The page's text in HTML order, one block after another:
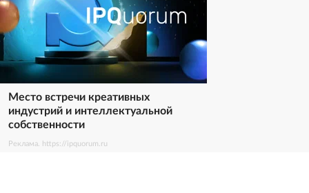
Место встречи креативных
индустрий и интеллектуальной
собственности
Реклама. https://ipquorum.ru